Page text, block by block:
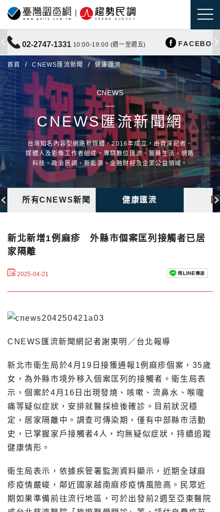
02-2747-1331 10:00-19:00 (週一至週五)
首頁 CNEWS匯流新聞 健康匯流
CNEWS
CNEWS匯流新聞網
台灣知名內容型網路新媒體，2016年成立，由資深記者、
媒體人及影像工作者組成，專精數位匯流、醫藥生活、網路
科技、政治民調、新能源、金融財經及企業公益領域。
所有CNEWS新聞 健康匯流
新北新增1例麻疹 外縣市個案匡列接觸者已居
家隔離
2025-04-21
CNEWS匯流新聞網記者謝東明／台北報導
新北市衛生局於4月19日接獲通報1例麻疹個案，35歲
女，為外縣市境外移入個案匡列的接觸者。衛生局表
示，個案於4月16日出現發燒、咳嗽、流鼻水、喉嚨
痛等疑似症狀，安排就醫採檢後確診。目前狀況穩
定，居家隔離中。調查可傳染期，僅有中部縣市活動
史，已掌握家戶接觸者4人，均無疑似症狀，持續追蹤
健康情形。
衛生局表示，依據疾管署監測資料顯示，近期全球麻
疹疫情嚴峻，鄰近國家越南麻疹疫情風險高。民眾近
期如果準備前往流行地區，可於出發前2週至亞東醫院